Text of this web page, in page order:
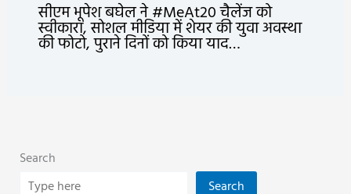
सीएम भूपेश बघेल ने #MeAt20 चैलेंज को
स्वीकारा, सोशल मीडिया में शेयर की युवा अवस्था
की फोटो, पुराने दिनों को किया याद…
Search
Search